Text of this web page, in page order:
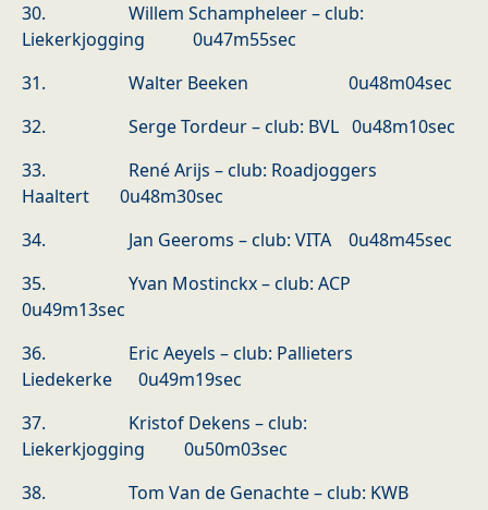
30. Willem Schampheleer – club:
Liekerkjogging 0u47m55sec
31. Walter Beeken 0u48m04sec
32. Serge Tordeur – club: BVL 0u48m10sec
33. René Arijs – club: Roadjoggers
Haaltert 0u48m30sec
34. Jan Geeroms – club: VITA 0u48m45sec
35. Yvan Mostinckx – club: ACP
0u49m13sec
36. Eric Aeyels – club: Pallieters
Liedekerke 0u49m19sec
37. Kristof Dekens – club:
Liekerkjogging 0u50m03sec
38. Tom Van de Genachte – club: KWB